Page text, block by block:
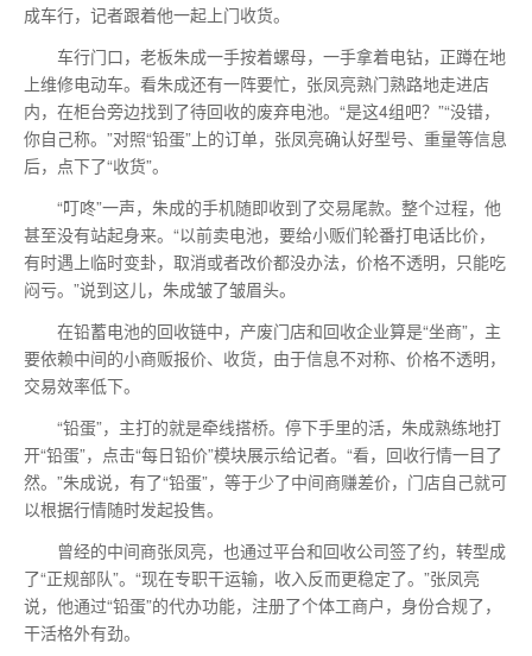
成车行，记者跟着他一起上门收货。
车行门口，老板朱成一手按着螺母，一手拿着电钻，正蹲在地
上维修电动车。看朱成还有一阵要忙，张凤亮熟门熟路地走进店
内，在柜台旁边找到了待回收的废弃电池。“是这4组吧？”“没错，
你自己称。”对照“铅蛋”上的订单，张凤亮确认好型号、重量等信息
后，点下了“收货”。
“叮咚”一声，朱成的手机随即收到了交易尾款。整个过程，他
甚至没有站起身来。“以前卖电池，要给小贩们轮番打电话比价，
有时遇上临时变卦，取消或者改价都没办法，价格不透明，只能吃
闷亏。”说到这儿，朱成皱了皱眉头。
在铅蓄电池的回收链中，产废门店和回收企业算是“坐商”，主
要依赖中间的小商贩报价、收货，由于信息不对称、价格不透明，
交易效率低下。
“铅蛋”，主打的就是牵线搭桥。停下手里的活，朱成熟练地打
开“铅蛋”，点击“每日铅价”模块展示给记者。“看，回收行情一目了
然。”朱成说，有了“铅蛋”，等于少了中间商赚差价，门店自己就可
以根据行情随时发起投售。
曾经的中间商张凤亮，也通过平台和回收公司签了约，转型成
了“正规部队”。“现在专职干运输，收入反而更稳定了。”张凤亮
说，他通过“铅蛋”的代办功能，注册了个体工商户，身份合规了，
干活格外有劲。